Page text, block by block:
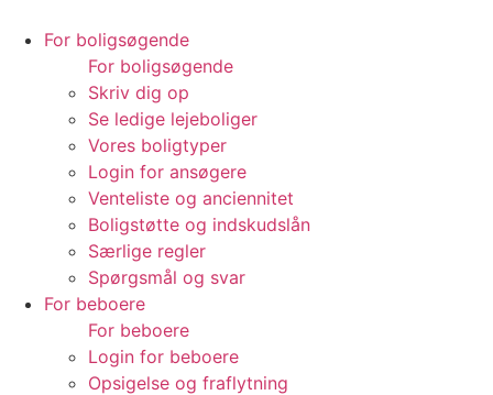
For boligsøgende
For boligsøgende
Skriv dig op
Se ledige lejeboliger
Vores boligtyper
Login for ansøgere
Venteliste og anciennitet
Boligstøtte og indskudslån
Særlige regler
Spørgsmål og svar
For beboere
For beboere
Login for beboere
Opsigelse og fraflytning